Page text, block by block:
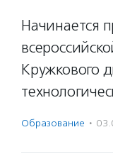
Начинается
Кружкового
Образование ·